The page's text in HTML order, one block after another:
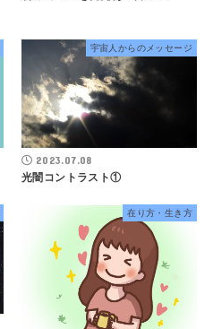
宇宙人からのメッセージ
2023.07.08
光闇コントラスト①
在り方・生き方